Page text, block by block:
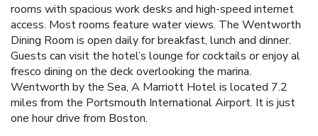
rooms with spacious work desks and high-speed internet
access. Most rooms feature water views. The Wentworth
Dining Room is open daily for breakfast, lunch and dinner.
Guests can visit the hotel’s lounge for cocktails or enjoy al
fresco dining on the deck overlooking the marina.
Wentworth by the Sea, A Marriott Hotel is located 7.2
miles from the Portsmouth International Airport. It is just
one hour drive from Boston.